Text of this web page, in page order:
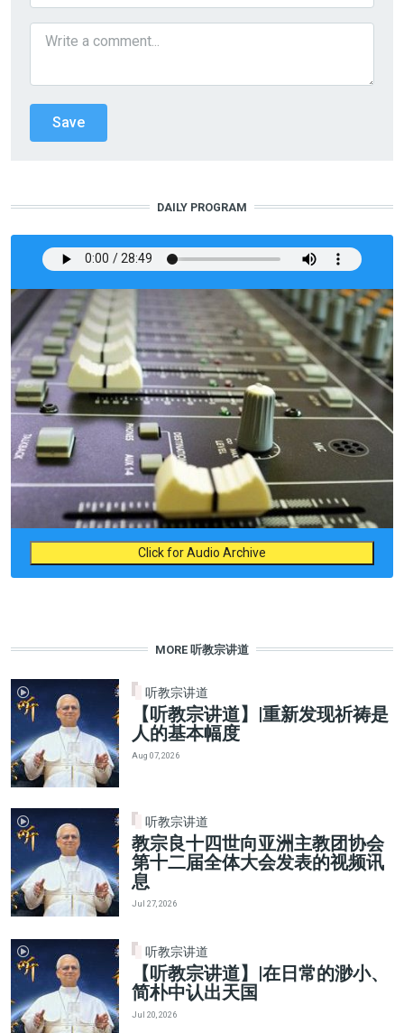
DAILY PROGRAM
Click for Audio Archive
MORE 听教宗讲道
听教宗讲道
【听教宗讲道】|重新发现祈祷是
人的基本幅度
Aug 07, 2026
听教宗讲道
教宗良十四世向亚洲主教团协会
第十二届全体大会发表的视频讯
息
Jul 27, 2026
听教宗讲道
【听教宗讲道】|在日常的渺小、
简朴中认出天国
Jul 20, 2026